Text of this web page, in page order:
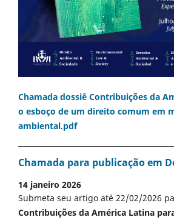
Chamada dossiê Contribuições da
o esboço de um direito comum em
ambiental.pdf
Chamada para publicação em
14 janeiro 2026
Submeta seu artigo até 22/02/2026
Contribuições da América Latina